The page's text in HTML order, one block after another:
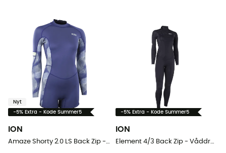
Nyt
-5% Extra - Kode Summer5
ION
Amaze Shorty 2.0 LS Back Zip - Våddragter til surf - Damer
-5% Extra - Kode Summer5
ION
Element 4/3 Back Zip - Våddragter til surf - Damer